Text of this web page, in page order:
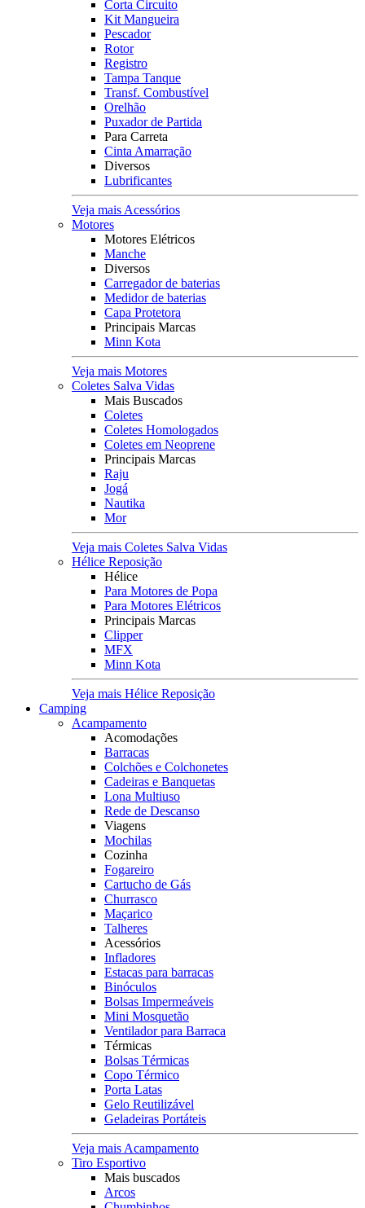
Corta Circuito
Kit Mangueira
Pescador
Rotor
Registro
Tampa Tanque
Transf. Combustível
Orelhão
Puxador de Partida
Para Carreta
Cinta Amarração
Diversos
Lubrificantes
Veja mais Acessórios
Motores
Motores Elétricos
Manche
Diversos
Carregador de baterias
Medidor de baterias
Capa Protetora
Principais Marcas
Minn Kota
Veja mais Motores
Coletes Salva Vidas
Mais Buscados
Coletes
Coletes Homologados
Coletes em Neoprene
Principais Marcas
Raju
Jogá
Nautika
Mor
Veja mais Coletes Salva Vidas
Hélice Reposição
Hélice
Para Motores de Popa
Para Motores Elétricos
Principais Marcas
Clipper
MFX
Minn Kota
Veja mais Hélice Reposição
Camping
Acampamento
Acomodações
Barracas
Colchões e Colchonetes
Cadeiras e Banquetas
Lona Multiuso
Rede de Descanso
Viagens
Mochilas
Cozinha
Fogareiro
Cartucho de Gás
Churrasco
Maçarico
Talheres
Acessórios
Infladores
Estacas para barracas
Binóculos
Bolsas Impermeáveis
Mini Mosquetão
Ventilador para Barraca
Térmicas
Bolsas Térmicas
Copo Térmico
Porta Latas
Gelo Reutilizável
Geladeiras Portáteis
Veja mais Acampamento
Tiro Esportivo
Mais buscados
Arcos